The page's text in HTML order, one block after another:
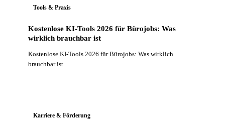
Tools & Praxis
Kostenlose KI-Tools 2026 für Bürojobs: Was
wirklich brauchbar ist
Kostenlose KI-Tools 2026 für Bürojobs: Was wirklich
brauchbar ist
Karriere & Förderung